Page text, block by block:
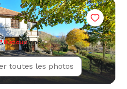
toutes les photos